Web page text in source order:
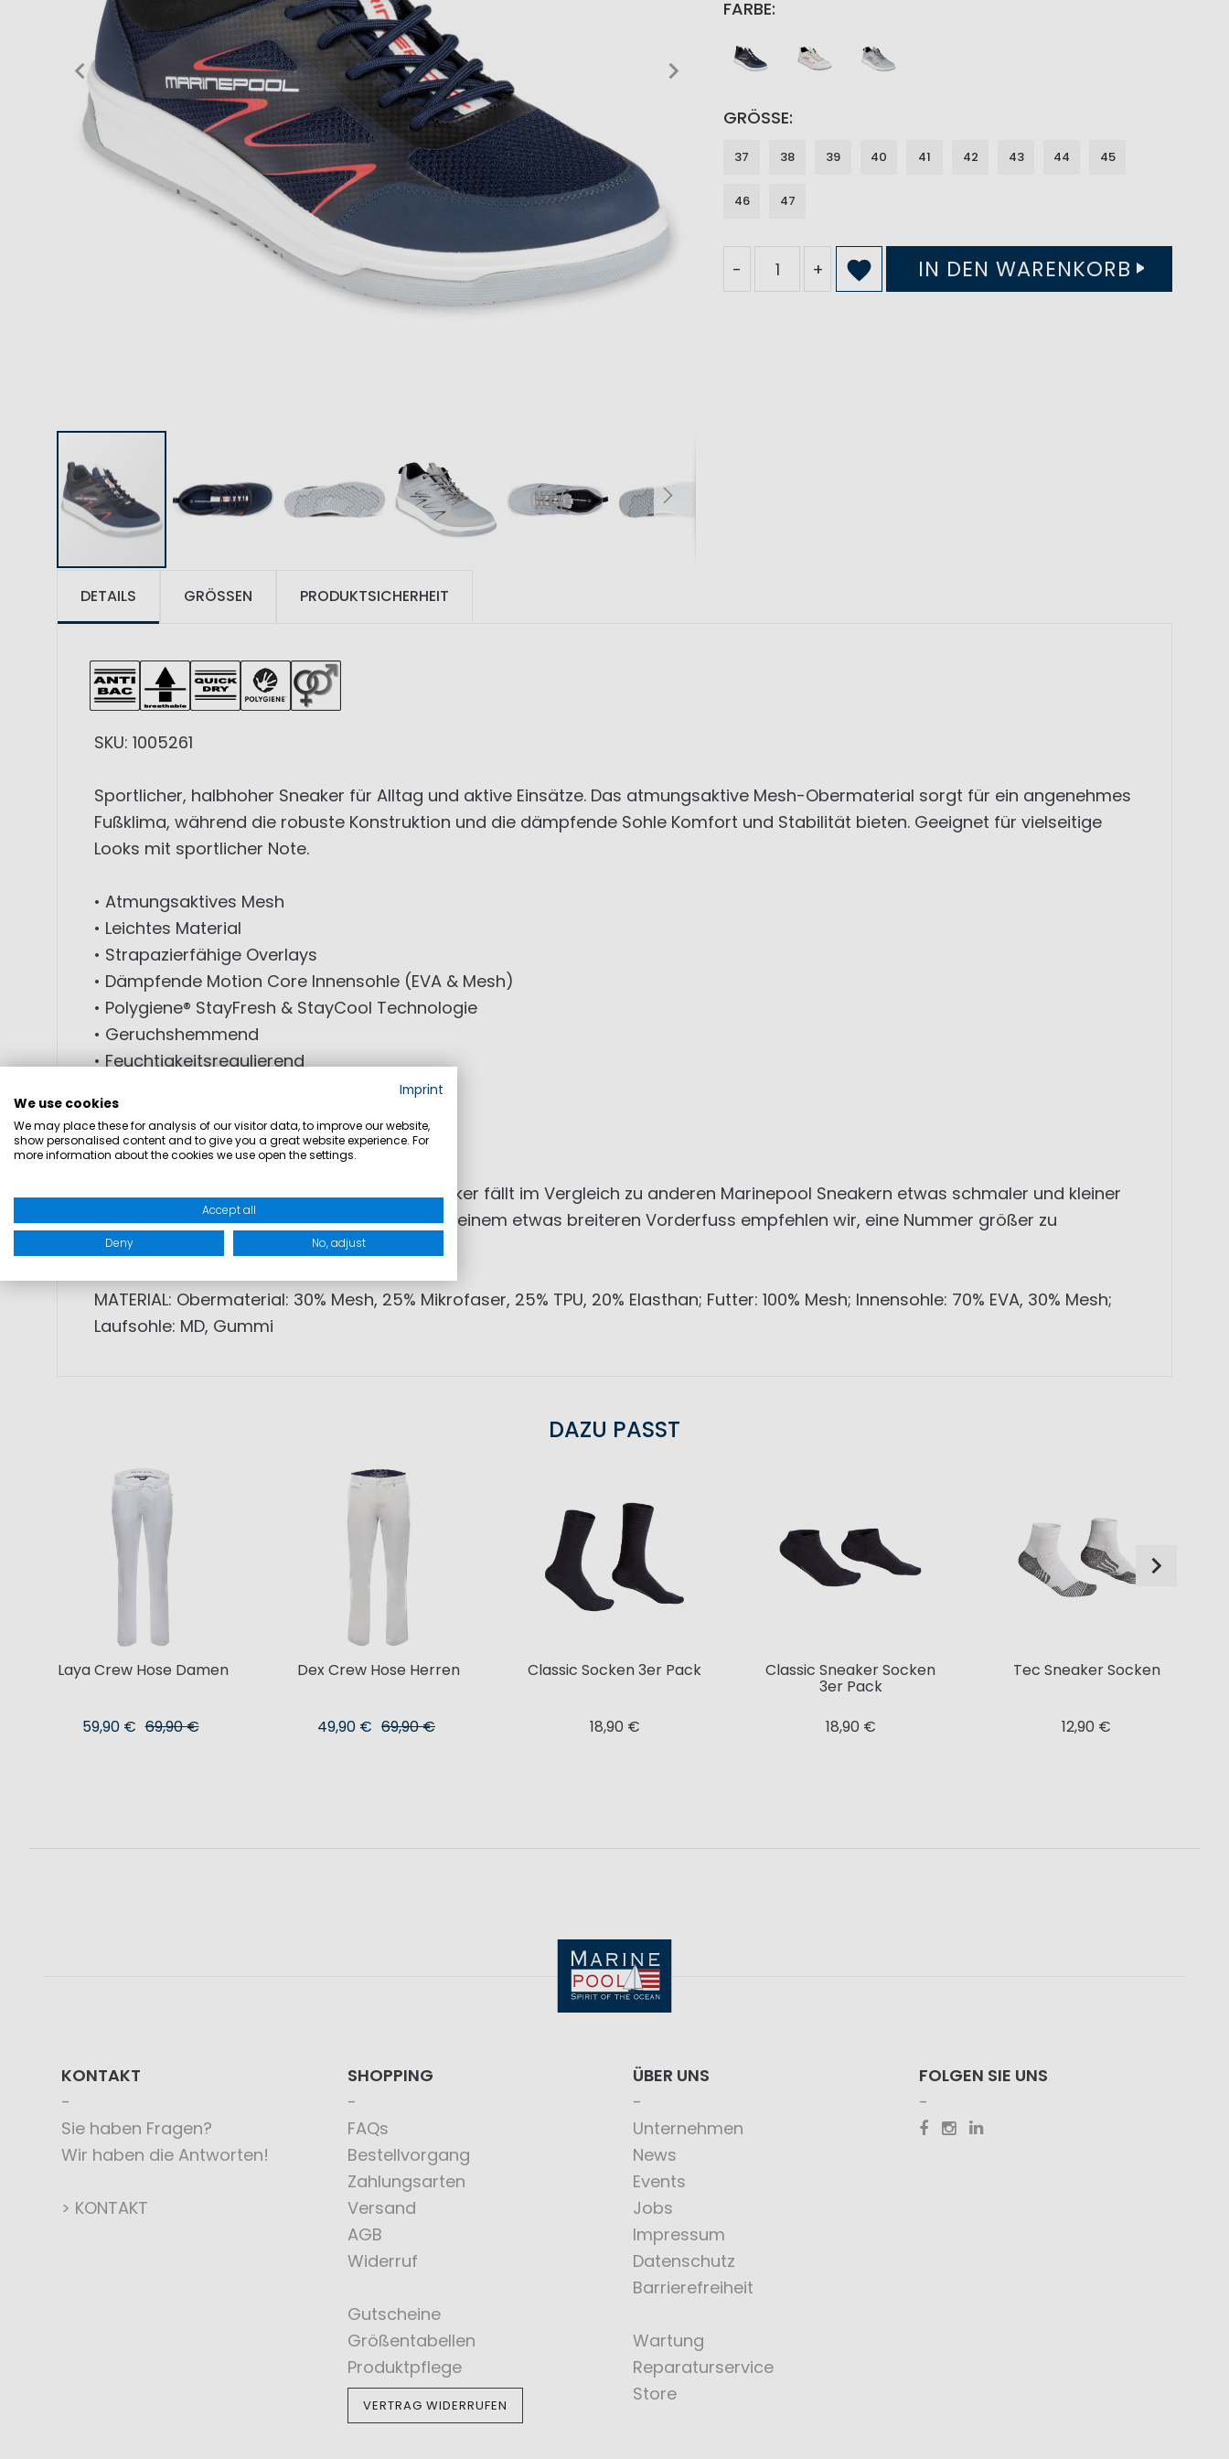
FARBE
GRÖSSE
37 38 39 40 41 42 43 44 45
46 47
- + IN DEN WARENKORB
DETAILS
SKU: 1005261
Sportlicher, halbhoher Sneaker für Alltag und aktive Einsätze. Das atmungsaktive Mesh-Obermaterial sorgt für ein angenehmes
Fußklima, während die robuste Konstruktion und die dämpfende Sohle Komfort und Stabilität bieten. Geeignet für vielseitige
Looks mit sportlicher Note.
• Atmungsaktives Mesh
• Leichtes Material
• Strapazierfähige Overlays
• Dämpfende Motion Core Innensohle (EVA & Mesh)
• Polygiene® StayFresh & StayCool Technologie
• Geruchshemmend
• Feuchtigkeitsregulierend
• Rutschfeste Laufsohle
• Modernes Design mit Kontrastelementen
Hinweis zur Passform: Der MP Tempest Sneaker fällt im Vergleich zu anderen Marinepool Sneakern etwas schmaler und kleiner
aus. Für eine optimale Passform, speziell bei einem etwas breiteren Vorderfuss empfehlen wir, eine Nummer größer zu
bestellen.
MATERIAL: Obermaterial: 30% Mesh, 25% Mikrofaser, 25% TPU, 20% Elasthan; Futter: 100% Mesh; Innensohle: 70% EVA, 30% Mesh;
Laufsohle: MD, Gummi
GRÖSSEN PRODUKTSICHERHEIT
DAZU PASST
Laya Crew Hose Damen
59,90 € 69,90 €
Dex Crew Hose Herren
49,90 € 69,90 €
Classic Socken 3er Pack
18,90 €
Classic Sneaker Socken
3er Pack
18,90 €
Tec Sneaker Socken
12,90 €
KONTAKT
Sie haben Fragen?
Wir haben die Antworten!
> KONTAKT
SHOPPING
FAQs
Bestellvorgang
Zahlungsarten
Versand
AGB
Widerruf
Gutscheine
Größentabellen
Produktpflege
VERTRAG WIDERRUFEN
ÜBER UNS
Unternehmen
News
Events
Jobs
Impressum
Datenschutz
Barrierefreiheit
Wartung
Reparaturservice
Store
FOLGEN SIE UNS
Imprint
We use cookies
We may place these for analysis of our visitor data, to improve our website,
show personalised content and to give you a great website experience. For
more information about the cookies we use open the settings.
Accept all
Deny No, adjust